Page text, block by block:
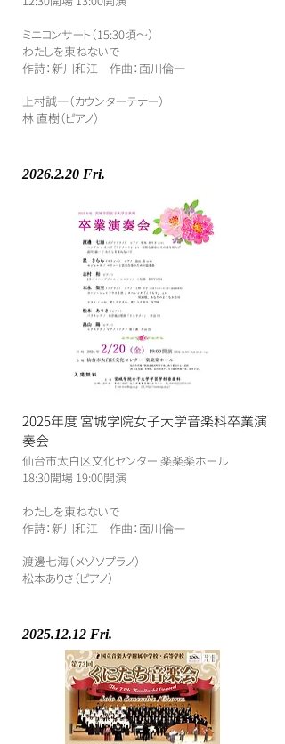
ミニコンサート（15:30頃〜）
わたしを束ねないで
作詩：新川和江 作曲：面川倫一
上村誠一（カウンターテナー）
​林 直樹（ピアノ）
2026.2.20 Fri.
2025年度 宮城学院女子大学音楽科卒業演
奏会
仙台市太白区文化センター 楽楽楽ホール
​18:30開場 19:00開演
​わたしを束ねないで
作詩：新川和江 作曲：面川倫一
渡邊七海（メゾソプラノ）
​松本ありさ（ピアノ）
2025.12.12 Fri.